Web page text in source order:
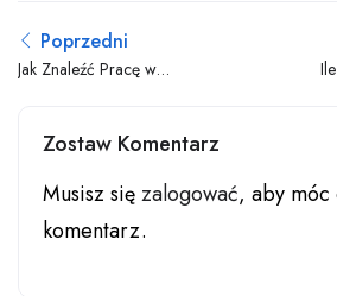
Poprzedni
Jak Znaleźć Pracę w
Zostaw Komentarz
Musisz sięzalogować, aby móc
komentarz.